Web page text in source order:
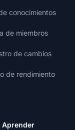
conocimientos
de miembros
de cambios
de rendimiento
Aprender